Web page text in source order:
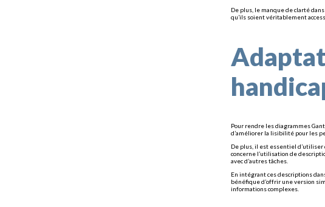
De plus, le manque de clarté
qu’ils soient véritablement
Pour rendre les diagrammes
d’améliorer la lisibilité pour les
De plus, il est essentiel
concerne l’utilisation de
avec d’autres tâches.
En intégrant ces descriptions
bénéfique d’offrir une version
informations complexes.